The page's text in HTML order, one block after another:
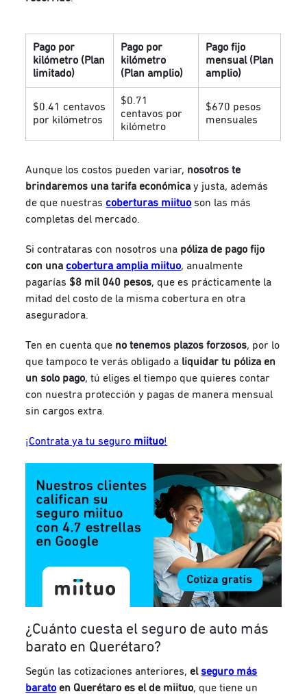
Pago por
kilómetro (Plan
limitado)
Pago por
kilómetro
(Plan amplio)
Pago fijo
mensual (Plan
amplio)
$0.41 centavos
por kilómetros
$0.71
centavos por
kilómetro
$670 pesos
mensuales
Aunque los costos pueden variar, nosotros te
brindaremos una tarifa económica y justa, además
de que nuestras coberturas miituo son las más
completas del mercado.
Si contrataras con nosotros una póliza de pago fijo
con unacobertura amplia miituo, anualmente
pagarías $8 mil 040 pesos, que es prácticamente la
mitad del costo de la misma cobertura en otra
aseguradora.
Ten en cuenta que no tenemos plazos forzosos, por lo
que tampoco te verás obligado a liquidar tu póliza en
un solo pago, tú eliges el tiempo que quieres contar
con nuestra protección y pagas de manera mensual
sin cargos extra.
¡Contrata ya tu seguro miituo!
¿Cuánto cuesta el seguro de auto más
barato en Querétaro?
Según las cotizaciones anteriores, elseguro más
barato en Querétaro es el de miituo, que tiene un